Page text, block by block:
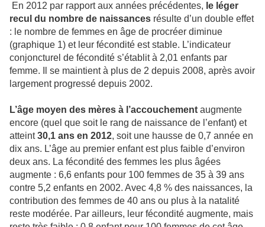
En 2012 par rapport aux années précédentes, le léger
recul du nombre de naissances résulte d’un double effet
: le nombre de femmes en âge de procréer diminue
(graphique 1) et leur fécondité est stable. L’indicateur
conjoncturel de fécondité s’établit à 2,01 enfants par
femme. Il se maintient à plus de 2 depuis 2008, après avoir
largement progressé depuis 2002.
L’âge moyen des mères à l’accouchement augmente
encore (quel que soit le rang de naissance de l’enfant) et
atteint30,1 ans en 2012, soit une hausse de 0,7 année en
dix ans. L’âge au premier enfant est plus faible d’environ
deux ans. La fécondité des femmes les plus âgées
augmente : 6,6 enfants pour 100 femmes de 35 à 39 ans
contre 5,2 enfants en 2002. Avec 4,8 % des naissances, la
contribution des femmes de 40 ans ou plus à la natalité
reste modérée. Par ailleurs, leur fécondité augmente, mais